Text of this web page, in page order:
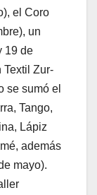
el Coro
un
19 de
Textil Zur-
se sumó el
Tango,
Lápiz
además
mayo).